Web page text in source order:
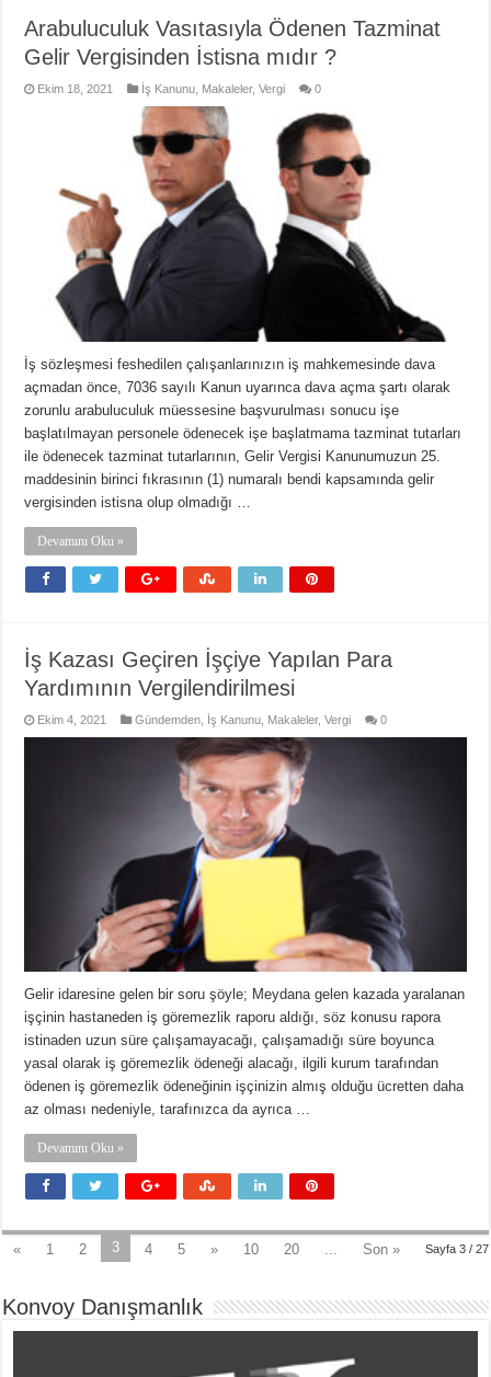
Arabuluculuk Vasıtasıyla Ödenen Tazminat
Gelir Vergisinden İstisna mıdır ?
Ekim 18, 2021 İş Kanunu Makaleler,Vergi 0
İş sözleşmesi feshedilen çalışanlarınızın iş mahkemesinde dava
açmadan önce, 7036 sayılı Kanun uyarınca dava açma şartı olarak
zorunlu arabuluculuk müessesine başvurulması sonucu işe
başlatılmayan personele ödenecek işe başlatmama tazminat tutarları
ile ödenecek tazminat tutarlarının, Gelir Vergisi Kanunumuzun 25.
maddesinin birinci fıkrasının (1) numaralı bendi kapsamında gelir
vergisinden istisna olup olmadığı …
Devamını Oku »
İş Kazası Geçiren İşçiye Yapılan Para
Yardımının Vergilendirilmesi
Ekim 4, 2021 Gündemden İş Kanunu Makaleler,Vergi 0
Gelir idaresine gelen bir soru şöyle; Meydana gelen kazada yaralanan
işçinin hastaneden iş göremezlik raporu aldığı, söz konusu rapora
istinaden uzun süre çalışamayacağı, çalışamadığı süre boyunca
yasal olarak iş göremezlik ödeneği alacağı, ilgili kurum tarafından
ödenen iş göremezlik ödeneğinin işçinizin almış olduğu ücretten daha
az olması nedeniyle, tarafınızca da ayrıca …
Devamını Oku »
Sayfa 3 / 27
« 1 2 3 4 5 » 10 20 ... Son »
Konvoy Danışmanlık